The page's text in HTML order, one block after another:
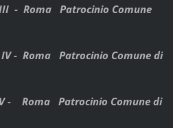
- Roma Patrocinio Comune
- Roma Patrocinio Comune di
- Roma Patrocinio Comune di